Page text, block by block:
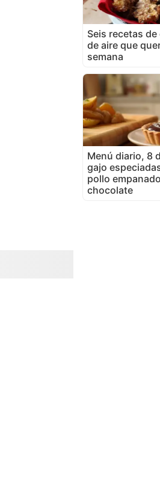
Seis recetas
de aire que
semana
Menú diario, 8
gajo
pollo
chocolate